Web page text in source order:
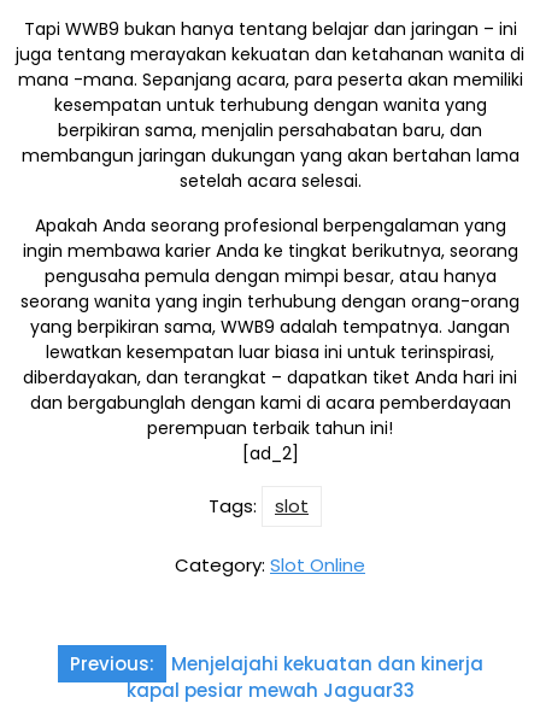
Tapi WWB9 bukan hanya tentang belajar dan jaringan – ini
juga tentang merayakan kekuatan dan ketahanan wanita di
mana -mana. Sepanjang acara, para peserta akan memiliki
kesempatan untuk terhubung dengan wanita yang
berpikiran sama, menjalin persahabatan baru, dan
membangun jaringan dukungan yang akan bertahan lama
setelah acara selesai.
Apakah Anda seorang profesional berpengalaman yang
ingin membawa karier Anda ke tingkat berikutnya, seorang
pengusaha pemula dengan mimpi besar, atau hanya
seorang wanita yang ingin terhubung dengan orang-orang
yang berpikiran sama, WWB9 adalah tempatnya. Jangan
lewatkan kesempatan luar biasa ini untuk terinspirasi,
diberdayakan, dan terangkat – dapatkan tiket Anda hari ini
dan bergabunglah dengan kami di acara pemberdayaan
perempuan terbaik tahun ini!
[ad_2]
Tags: slot
Category: Slot Online
Post
navigation
Previous:
Menjelajahi kekuatan dan kinerja
kapal pesiar mewah Jaguar33